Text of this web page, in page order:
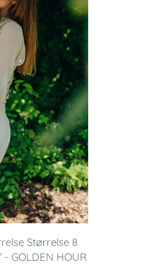
Størrelse 8
GOLDEN HOUR